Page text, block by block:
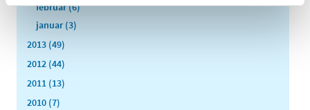
februar (6)
januar (3)
2013 (49)
2012 (44)
2011 (13)
2010 (7)